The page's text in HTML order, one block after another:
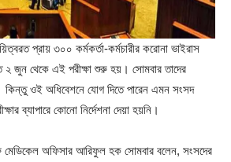
প্রায় ৩০০ কর্মকর্তা-কর্মচারীর করোনা ভাইরাস
২ জুন থেকে এই পরীক্ষা শুরু হয়। সোমবার তাদের
কিন্তু ওই অধিবেশনে যোগ দিতে পারেন এমন সংসদ
ব্যাপারে কোনো নির্দেশনা দেয়া হয়নি।
মেডিকেল অফিসার আরিফুল হক সোমবার বলেন, সংসদের